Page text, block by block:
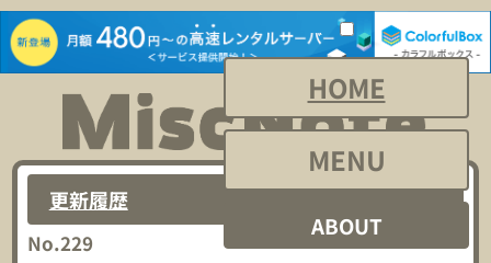
HOME
MENU
ABOUT
更新履歴
No.229